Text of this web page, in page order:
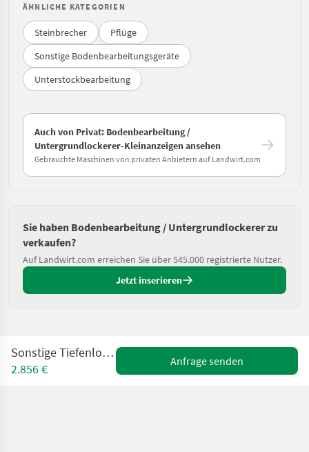
ÄHNLICHE KATEGORIEN
Steinbrecher
Pflüge
Sonstige Bodenbearbeitungsgeräte
Unterstockbearbeitung
Auch von Privat: Bodenbearbeitung /
Untergrundlockerer-Kleinanzeigen ansehen
Gebrauchte Maschinen von privaten Anbietern auf Landwirt.com
Sie haben Bodenbearbeitung / Untergrundlockerer zu
verkaufen?
Auf Landwirt.com erreichen Sie über 545.000 registrierte Nutzer.
Jetzt inserieren
Sonstige Tiefenlockerer 2 Zinken
2.856 €
Anfrage senden